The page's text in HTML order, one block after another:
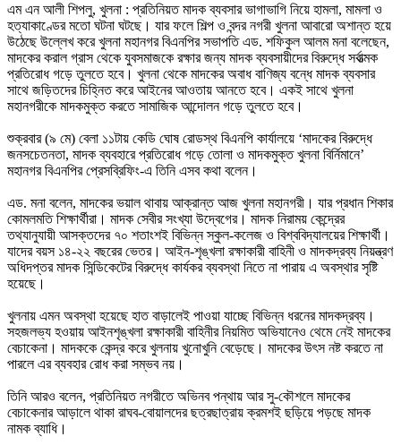
এম এন আলী শিপলু, খুলনা : প্রতিনিয়ত মাদক ব্যবসার ভাগাভাগি নিয়ে হামলা, মামলা ও
হত্যাকাণ্ডের মতো ঘটনা ঘটছে। যার ফলে শিল্প ও বন্দর নগরী খুলনা আবারো অশান্ত হয়ে
উঠেছে উল্লেখ করে খুলনা মহানগর বিএনপির সভাপতি এড. শফিকুল আলম মনা বলেছেন,
মাদকের করাল গ্রাস থেকে যুবসমাজকে রক্ষার জন্য মাদক ব্যবসায়ীদের বিরুদ্ধে সর্বাত্মক
প্রতিরোধ গড়ে তুলতে হবে। খুলনা থেকে মাদকের অবাধ বাণিজ্য বন্ধে মাদক ব্যবসার
সাথে জড়িতদের চিহ্নিত করে আইনের আওতায় আনতে হবে। একই সাথে খুলনা
মহানগরীকে মাদকমুক্ত করতে সামাজিক আন্দোলন গড়ে তুলতে হবে।
শুক্রবার (৯ মে) বেলা ১১টায় কেডি ঘোষ রোডস্থ বিএনপি কার্যালয়ে ‘মাদকের বিরুদ্ধে
জনসচেতনতা, মাদক ব্যবহারে প্রতিরোধ গড়ে তোলা ও মাদকমুক্ত খুলনা বির্নিমানে’
মহানগর বিএনপির প্রেসব্রিফিং-এ তিনি এসব কথা বলেন।
এড. মনা বলেন, মাদকের ভয়াল থাবায় আক্রান্ত আজ খুলনা মহানগরী। যার প্রধান শিকার
কোমলমতি শিক্ষার্থীরা। মাদক সেবীর সংখ্যা উদ্বেগের। মাদক নিরাময় কেন্দ্রের
তথ্যানুযায়ী আসক্তদের ৭০ শতাংশই বিভিন্ন স্কুল-কলেজ ও বিশ্ববিদ্যালয়ের শিক্ষার্থী।
যাদের বয়স ১৪-২২ বছরের ভেতর। আইন-শৃঙ্খলা রক্ষাকারী বাহিনী ও মাদকদ্রব্য নিয়ন্ত্রণ
অধিদপ্তর মাদক সিন্ডিকেটের বিরুদ্ধে কার্যকর ব্যবস্থা নিতে না পারায় এ অবস্থার সৃষ্টি
হয়েছে।
খুলনায় এমন অবস্থা হয়েছে হাত বাড়ালেই পাওয়া যাচ্ছে বিভিন্ন ধরনের মাদকদ্রব্য।
সহজলভ্য হওয়ায় আইনশৃঙ্খলা রক্ষাকারী বাহিনীর নিয়মিত অভিযানেও থেমে নেই মাদকের
বেচাকেনা। মাদককে কেন্দ্র করে খুলনায় খুনোখুনি বেড়েছে। মাদকের উৎস নষ্ট করতে না
পারলে এর ব্যবহার রোধ করা সম্ভব নয়।
তিনি আরও বলেন, প্রতিনিয়ত নগরীতে অভিনব পন্থায় আর সু-কৌশলে মাদকের
বেচাকেনার আড়ালে থাকা রাঘব-বোয়ালদের ছত্রছাত্রায় ক্রমশই ছড়িয়ে পড়ছে মাদক
নামক ব্যাধি।